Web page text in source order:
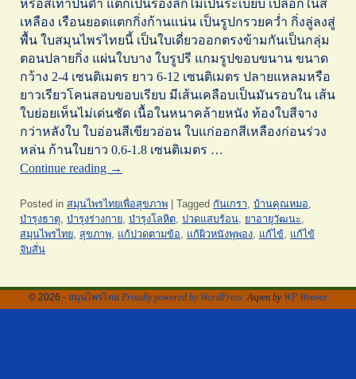
หรือสีเทาปนดำ แตกเป็นร่องลึกไม่เป็นระเบียบ เปลือกในสี
เหลือง เรือนยอดแตกกิ่งก้านแน่น เป็นรูปกรวยคว่ำ กิ่งลู่ลงสู่
พื้น ใบสมุนไพรไทยนี้ เป็นใบเดี่ยวออกตรงข้ามกันเป็นกลุ่ม
ตอนปลายกิ่ง แผ่นใบบาง ใบรูปรี แกมรูปขอบขนาน ขนาด
กว้าง 2-4 เซนติเมตร ยาว 6-12 เซนติเมตร ปลายแหลมหรือ
ยาวเรียวโคนสอบขอบเรียบ มีเส้นเคลือบเป็นมันรอบใน เส้น
ใบย่อยเห็นไม่เด่นชัด เนื้อในหนาคล้ายหนัง ท้องใบสีจาง
กว่าหลังใบ ใบอ่อนสีเขียวอ่อน ใบแก่ออกสีเหลืองก่อนร่วง
หล่น ก้านใบยาว 0.6-1.8 เซนติเมตร …
Continue reading →
Posted in สมุนไพรไทยเพื่อสุขภาพ Tagged กันเกรา, บ้านคุณหมอ,
บำรุงธาตุ, บำรุงร่างกาย, บำรุงโลหิต, ปวดแสบร้อน, ยาอายุวัฒนะ,
สมุนไพรไทย, สุขภาพ, แก้ปวดตามข้อ, แก้ผิวหนังพุพอง, แก้ไข้, แก้ไข้
จับสั่น
© 2026 - สมุนไพรไทย Proudly powered by WordPress Aspen by WP Weaver